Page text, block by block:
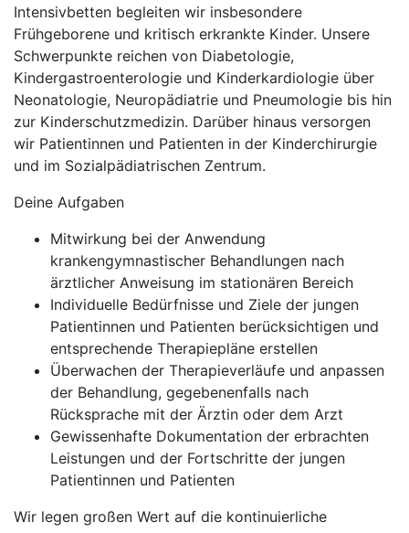
Intensivbetten begleiten wir insbesondere
Frühgeborene und kritisch erkrankte Kinder. Unsere
Schwerpunkte reichen von Diabetologie,
Kindergastroenterologie und Kinderkardiologie über
Neonatologie, Neuropädiatrie und Pneumologie bis hin
zur Kinderschutzmedizin. Darüber hinaus versorgen
wir Patientinnen und Patienten in der Kinderchirurgie
und im Sozialpädiatrischen Zentrum.
Deine Aufgaben
Mitwirkung bei der Anwendung
krankengymnastischer Behandlungen nach
ärztlicher Anweisung im stationären Bereich
Individuelle Bedürfnisse und Ziele der jungen
Patientinnen und Patienten berücksichtigen und
entsprechende Therapiepläne erstellen
Überwachen der Therapieverläufe und anpassen
der Behandlung, gegebenenfalls nach
Rücksprache mit der Ärztin oder dem Arzt
Gewissenhafte Dokumentation der erbrachten
Leistungen und der Fortschritte der jungen
Patientinnen und Patienten
Wir legen großen Wert auf die kontinuierliche